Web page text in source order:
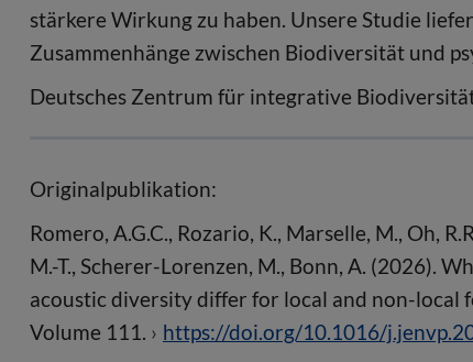
stärkere Wirkung zu haben. Unsere Studie
Zusammenhänge zwischen Biodiversität und
Deutsches Zentrum für integrative
Originalpublikation:
Romero, A.G.C., Rozario, K., Marselle, M., Oh,
M.-T., Scherer-Lorenzen, M., Bonn, A. (2026).
acoustic diversity differ for local and non-local
Volume 111.
https://doi.org/10.1016/